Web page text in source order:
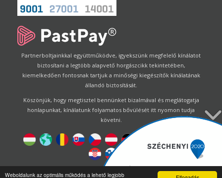
Weboldalunk az optimális működés a lehető legjobb
Partnerboltjainkkal együttműködve, igyekszünk megfelelő kínálatot
biztosítani a legtöbb alapvető horgászcikk tekintetében,
kiemelkedően fontosnak tartjuk a minőségi kiegészítők kínálatának
állandó biztosítását.
Köszönjük, hogy megtisztel bennünket bizalmával és meglátogatja
honlapunkat, kínálatunk folyamatos bővülését itt nyomon tudja
követni.
Designed by Energofish Kft